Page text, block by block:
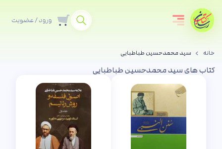
ورود / عضویت
خانه سید محمدحسین طباطبایی
کتاب های سید محمدحسین طباطبایی